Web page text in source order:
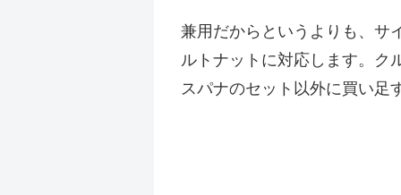
兼用だからというよりも、サ
ルトナットに対応します。ク
スパナのセット以外に買い足